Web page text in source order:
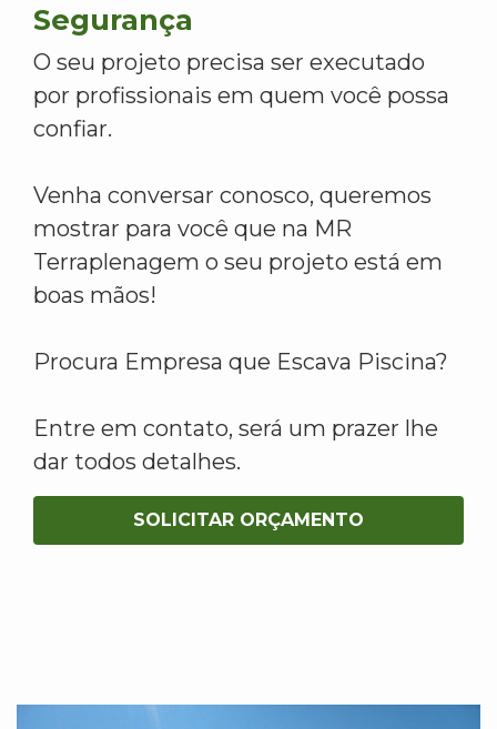
Segurança
O seu projeto precisa ser executado
por profissionais em quem você possa
confiar.
Venha conversar conosco, queremos
mostrar para você que na MR
Terraplenagem o seu projeto está em
boas mãos!
Procura Empresa que Escava Piscina?
Entre em contato, será um prazer lhe
dar todos detalhes.
SOLICITAR ORÇAMENTO